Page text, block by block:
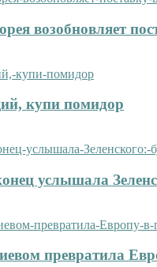
возобновляет
купи помидор
услышала
превратила